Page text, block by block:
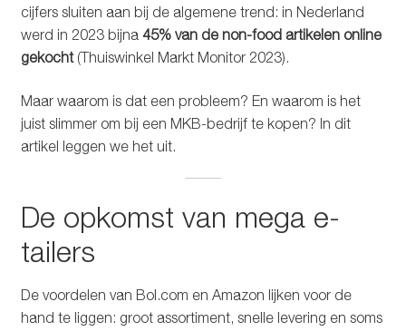
cijfers sluiten aan bij de algemene trend: in Nederland
werd in 2023 bijna 45% van de non-food artikelen online
gekocht(Thuiswinkel Markt Monitor 2023).
Maar waarom is dat een probleem? En waarom is het
juist slimmer om bij een MKB-bedrijf te kopen? In dit
artikel leggen we het uit.
De opkomst van mega e-
tailers
De voordelen van Bol.com en Amazon lijken voor de
hand te liggen: groot assortiment, snelle levering en soms